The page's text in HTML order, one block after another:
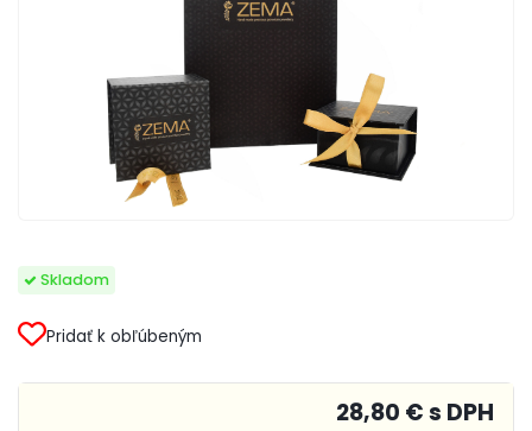
Skladom
Pridať k obľúbeným
28,80 € s DPH